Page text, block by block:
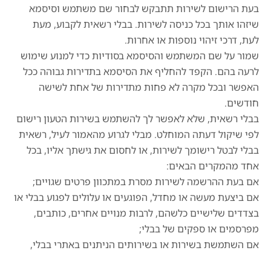
בעת הרישום לשירות תתבקש לבחור שם משתמש וסיסמא
שיזהו אותך בכל כניסה לשירות. בבלי רשאית לקבוע, מעת
לעת, דרכי זיהוי נוספות או אחרות.
שמור על שם המשתמש והסיסמא בסודיות כדי למנוע שימוש
לרעה בהם. הקפד להחליף את הסיסמא בתדירות גבוהה ככל
האפשר ובכל מקרה לא פחות מתדירות של אחת לשישה
חודשים.
בבלי רשאית, שלא לאפשר לך להשתמש בשירות הטעון רישום
לפי שיקול דעתה המוחלט. מבלי לגרוע מהאמור לעיל, רשאית
בבלי לבטל רישומך לשירות, או לחסום את גישתך אליו, בכל
אחד מהמקרים הבאים:
אם בעת ההרשמה לשירות מסרת במתכוון פרטים שגויים;
אם ביצעת מעשה או מחדל, הפוגעים או עלולים לפגוע בבלי או
בצדדים שלישיים כלשהם, לרבות מנויים אחרים, כותבים,
מפרסמים או ספקים של בבלי;
אם השתמשת בשירות או בשירותים הניתנים באתרי בבלי,